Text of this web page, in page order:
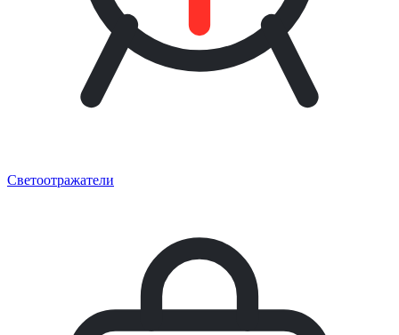
Светоотражатели